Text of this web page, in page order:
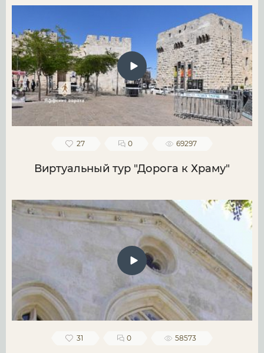
27 0 69297
Виртуальный тур "Дорога к Храму"
31 0 58573